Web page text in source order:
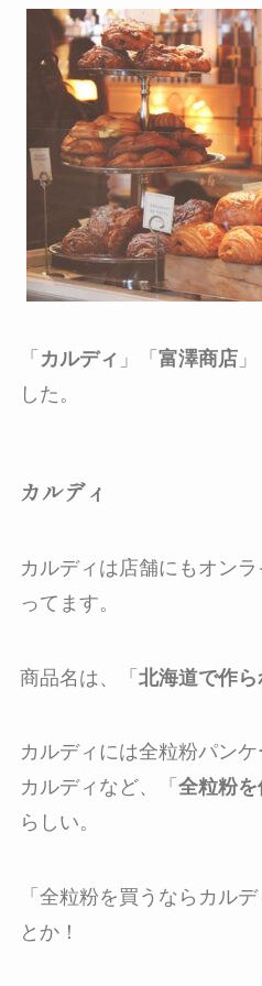
「 カルディ 」「 富澤商店」
した。
カルディ
カルディは店舗にもオン
ってます。
商品名は、「 北海道で作
カルディには全粒粉パン
カルディなど、「 全粒粉
らしい。
「 全粒粉を買うならカル
とか！